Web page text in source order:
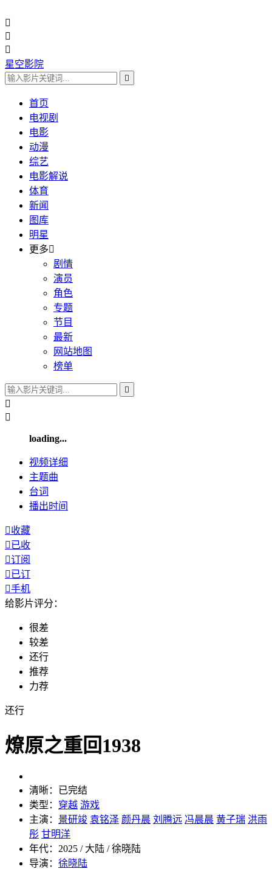



星空影院

首页
电视剧
电影
动漫
综艺
电影解说
体育
新闻
图库
明星
更多
剧情
演员
角色
专题
节目
最新
网站地图
榜单



loading...
视频详细
主题曲
台词
播出时间
收藏
已收
订阅
已订
手机
给影片评分：
很差
较差
还行
推荐
力荐
还行
燎原之重回1938
清晰： 已完结
类型： 穿越 游戏
主演： 景研竣 袁铭泽 颜丹晨 刘腾远 冯晨晨 黄子瑞 洪雨
彤 甘明洋
年代： 2025 / 大陆 / 徐晓陆
导演： 徐晓陆